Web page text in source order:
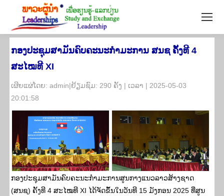
ກອງປະຊຸມສາມັນຄົບຄະນະກຳມະການ ສນຊ ຄັ້ງທີ 4
ສະໄໝທີ XI
​ເຜີຍ​ແຜ່​ໂດຍ: admin|ຢ້ຽມ​ຊົມ: 290 ຄັ້ງ | ເວ​ລາ | 2025-05-03
20:01:58
ກອງປະຊຸມສາມັນຄົບຄະນະກຳມະການສູນກາງແນວລາວສ້າງຊາດ
(ສນຊ) ຄັ້ງທີ 4 ສະໄໝທີ XI ໄດ້ຈັດຂຶ້ນໃນວັນທີ 15 ມັງກອນ 2025 ທີ່ສູນ